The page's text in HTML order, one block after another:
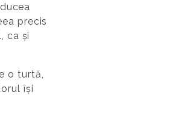
precis
ca și
o turtă,
își